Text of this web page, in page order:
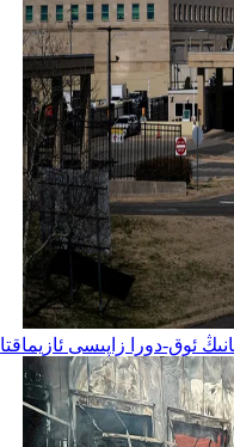
ئوق-دورا زاپىسى ئازيماقتا